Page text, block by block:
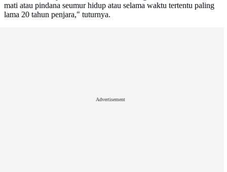
mati atau pindana seumur hidup atau selama waktu tertentu paling
lama 20 tahun penjara," tuturnya.
Advertisement